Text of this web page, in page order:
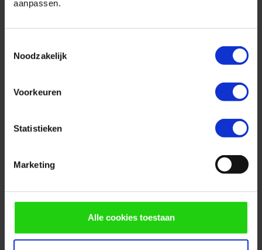
aanpassen.
Noodzakelijk
Voorkeuren
Statistieken
Marketing
Alle cookies toestaan
precies? Met deze scan krijg jij een
overzicht van de kosten bij verzuim en de